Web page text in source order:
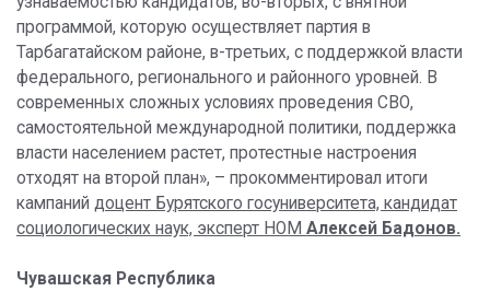
программой, которую осуществляет партия в
Тарбагатайском районе, в-третьих, с поддержкой власти
федерального, регионального и районного уровней. В
современных сложных условиях проведения СВО,
самостоятельной международной политики, поддержка
власти населением растет, протестные настроения
отходят на второй план», – прокомментировал итоги
кампаний доцент Бурятского госуниверситета, кандидат
социологических наук, эксперт НОМ Алексей Бадонов.
Чувашская Республика